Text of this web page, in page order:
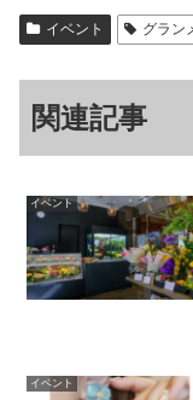
イベント グラン
関連記事
イベント
イベント